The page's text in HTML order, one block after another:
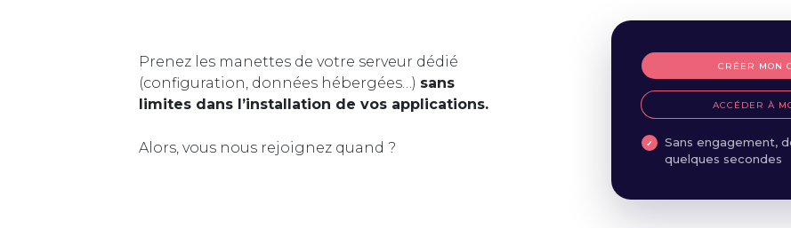
Prenez les manettes de votre serveur dédié
(configuration, données hébergées…) sans
limites dans l’installation de vos applications.
Alors, vous nous rejoignez quand ?
CRÉER MON
ACCÉDER À
Sans engagement,
quelques secondes